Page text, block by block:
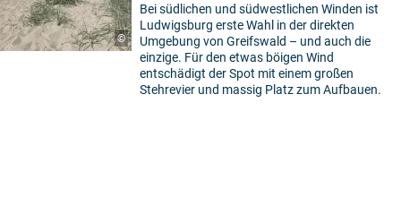
©
Bei südlichen und südwestlichen Winden ist
Ludwigsburg erste Wahl in der direkten
Umgebung von Greifswald – und auch die
einzige. Für den etwas böigen Wind
entschädigt der Spot mit einem großen
Stehrevier und massig Platz zum Aufbauen.